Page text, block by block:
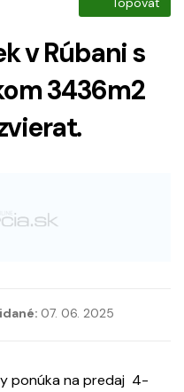
v Rúbani s
3436m2
07. 06. 2025
ponúka na predaj 4-